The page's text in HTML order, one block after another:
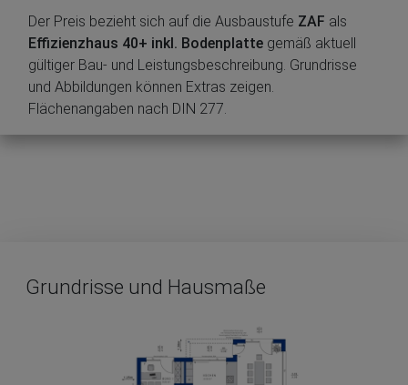
Der Preis bezieht sich auf die Ausbaustufe ZAF als
Effizienzhaus 40+ inkl. Bodenplatte gemäß aktuell
gültiger Bau- und Leistungsbeschreibung. Grundrisse
und Abbildungen können Extras zeigen.
Flächenangaben nach DIN 277.
Grundrisse und Hausmaße